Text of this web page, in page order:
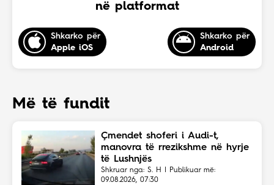
në platformat
Shkarko për
Apple iOS
Shkarko për
Android
Më të fundit
Çmendet shoferi i Audi-t,
manovra të rrezikshme në hyrje
të Lushnjës
Shkruar nga: S. H | Publikuar më:
09.08.2026, 07:30